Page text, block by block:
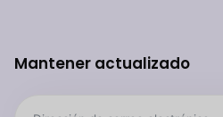
Mantener actualizado